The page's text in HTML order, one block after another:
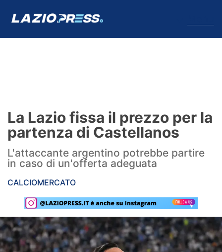
Formello
Infortuni
Primavera
Lazio Women
Rassegna Lazio
La Lazio fissa il prezzo per la
partenza di Castellanos
L'attaccante argentino potrebbe partire
in caso di un'offerta adeguata
CALCIOMERCATO